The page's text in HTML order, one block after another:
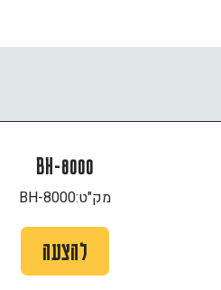
BH-8000
מק"ט:BH-8000
להצעה